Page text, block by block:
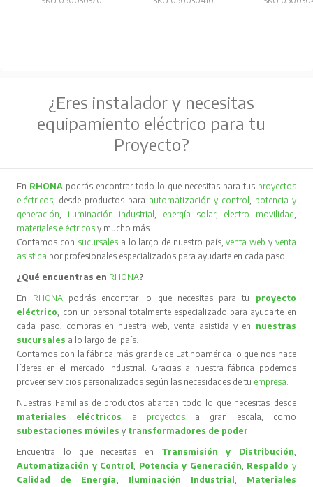
¿Eres instalador y necesitas
equipamiento eléctrico para tu
Proyecto?
En RHONA podrás encontrar todo lo que necesitas para tus proyectos
eléctricos , desde productos para automatización y control
potencia y
generación
iluminación industrial energía solar, electro movilidad
materiales eléctricos y mucho más…
Contamos con sucursales a lo largo de nuestro país,venta web y venta
asistida por profesionales especializados para ayudarte en cada paso.
¿Qué encuentras en RHONA?
En RHONA podrás encontrar lo que necesitas para tu proyecto
eléctrico , con un personal totalmente especializado para ayudarte en
cada paso, compras en nuestra web, venta asistida y en nuestras
sucursales a lo largo del país.
Contamos con la fábrica más grande de Latinoamérica lo que nos hace
líderes en el mercado industrial. Gracias a nuestra fábrica podemos
proveer servicios personalizados según las necesidades de tu empresa
Nuestras Familias de productos abarcan todo lo que necesitas desde
materiales eléctricos
a proyectos
a gran escala, como
subestaciones móvilesy transformadores de poder
Encuentra lo que necesitas en Transmisión y Distribución
Automatización y Control
Potencia y Generación Respaldo y
Calidad de Energía
Iluminación Industrial
Materiales